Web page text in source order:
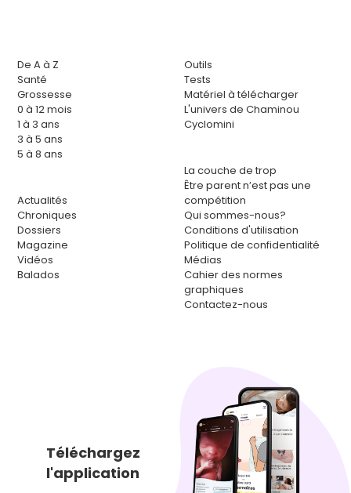
De A à Z
Santé
Grossesse
0 à 12 mois
1 à 3 ans
3 à 5 ans
5 à 8 ans
Actualités
Chroniques
Dossiers
Magazine
Vidéos
Balados
Outils
Tests
Matériel à télécharger
L'univers de Chaminou
Cyclomini
La couche de trop
Être parent n’est pas une
compétition
Qui sommes-nous?
Conditions d'utilisation
Politique de confidentialité
Médias
Cahier des normes
graphiques
Contactez-nous
Téléchargez
l'application